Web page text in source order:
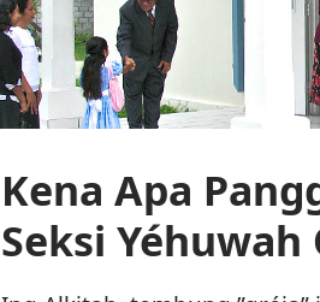
Kena Apa
Seksi